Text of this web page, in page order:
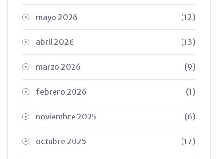
mayo 2026 (12)
abril 2026 (13)
marzo 2026 (9)
febrero 2026 (1)
noviembre 2025 (6)
octubre 2025 (17)